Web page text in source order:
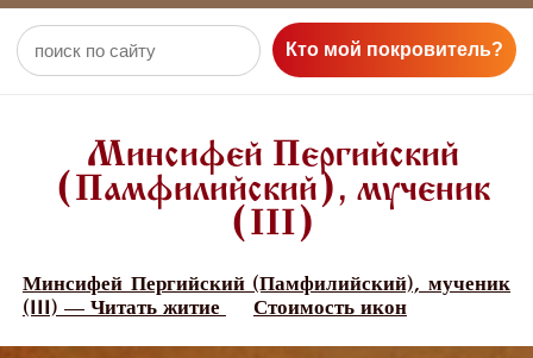
Кто мой покровитель?
Минсифей Пергийский
(Памфилийский), мученик
(III)
Минсифей Пергийский (Памфилийский), мученик
(III) — Читать житие
Стоимость икон